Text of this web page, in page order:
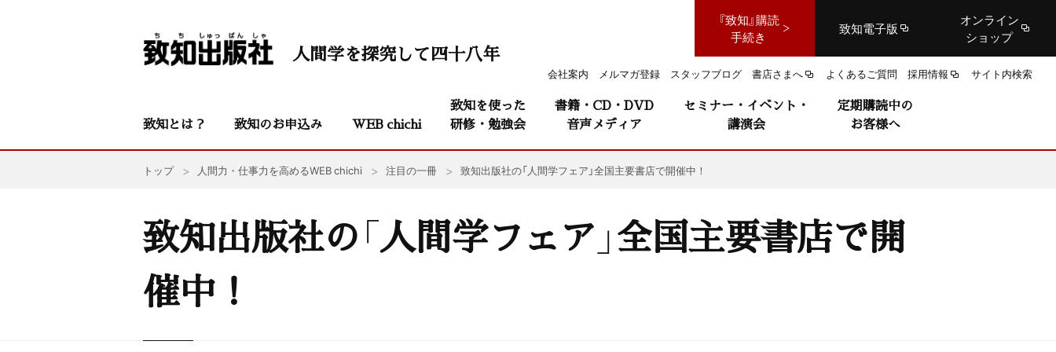
『致知』購読
手続き
致知電子版
オンライン
ショップ
会社案内 メルマガ登録 スタッフブログ 書店さまへ よくあるご質問 採用情報 サイト内検索
人間学を探究して四十八年
致知とは？ 致知のお申込み WEB chichi
致知を使った
研修・勉強会
書籍・CD・DVD
音声メディア
セミナー・イベント・
講演会
定期購読中の
お客様へ
トップ 人間力・仕事力を高めるWEB chichi 注目の一冊 致知出版社の「人間学フェア」全国主要書店で開催中！
致知出版社の「人間学フェア」全国主要書店で開
催中！